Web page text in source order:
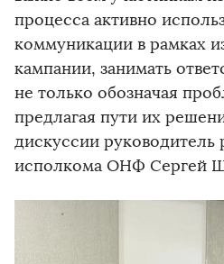
процесса активно
коммуникации в рамках
кампании, занимать
не только обозначая
предлагая пути их
дискуссии руководитель
исполкома ОНФ Сергей